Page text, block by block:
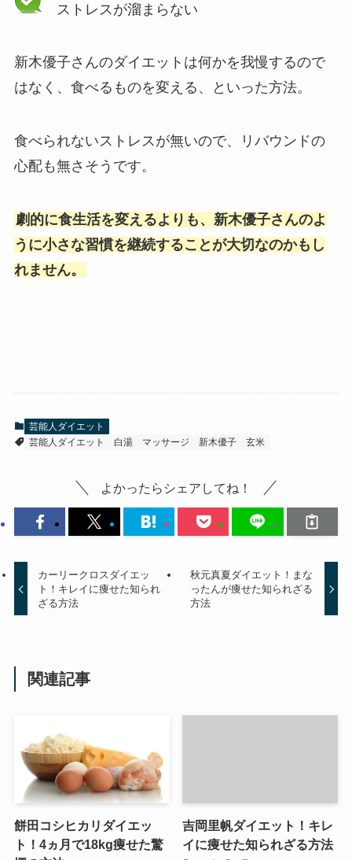
ストレスが溜まらない
新木優子さんのダイエットは何かを我慢するので
はなく、食べるものを変える、といった方法。
食べられないストレスが無いので、リバウンドの
心配も無さそうです。
劇的に食生活を変えるよりも、新木優子さんのよ
うに小さな習慣を継続することが大切なのかもし
れません。
芸能人ダイエット
芸能人ダイエット
白湯 マッサージ 新木優子 玄米
よかったらシェアしてね！
カーリークロスダイエッ
ト！キレイに痩せた知られ
ざる方法
秋元真夏ダイエット！まな
ったんが痩せた知られざる
方法
関連記事
餅田コシヒカリダイエッ
ト！4ヵ月で18kg痩せた驚
吉岡里帆ダイエット！キレ
イに痩せた知られざる方法